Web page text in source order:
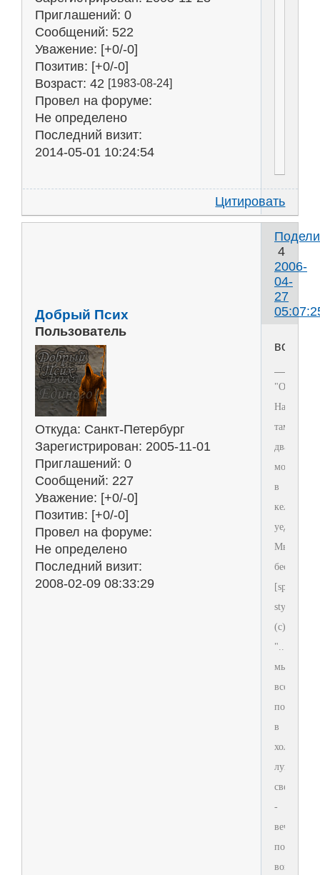
Приглашений: 0
Сообщений: 522
Уважение: [+0/-0]
Позитив: [+0/-0]
Возраст: 42 [1983-08-24]
Провел на форуме:
Не определено
Последний визит:
2014-05-01 10:24:54
Цитировать
4
2006-
04-
27
Добрый Псих
Пользователь
Откуда: Санкт-Петербург
Зарегистрирован: 2005-11-01
Приглашений: 0
Сообщений: 227
Уважение: [+0/-0]
Позитив: [+0/-0]
Провел на форуме:
Не определено
Последний визит:
2008-02-09 08:33:29
вот
"Отец
там
два
монаха
в
келье
Мы
[span
"...Когда
мы
все
подохнем
в
холодном
лунном
свете
-
вечный
покой
воцарится